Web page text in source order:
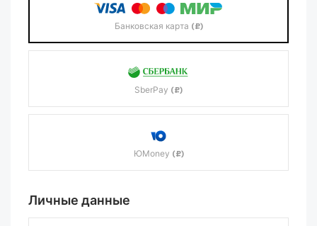
Банковская карта (₽)
SberPay (₽)
ЮMoney (₽)
Личные данные